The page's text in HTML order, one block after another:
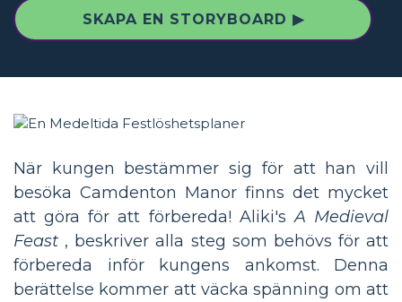
SKAPA EN STORYBOARD ▶
När kungen bestämmer sig för att han vill
besöka Camdenton Manor finns det mycket
att göra för att förbereda! Aliki'sA Medieval
Feast , beskriver alla steg som behövs för att
förbereda inför kungens ankomst. Denna
berättelse kommer att väcka spänning om att